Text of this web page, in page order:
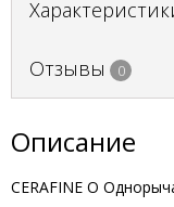
Отзывы 0
Описание
CERAFINE O